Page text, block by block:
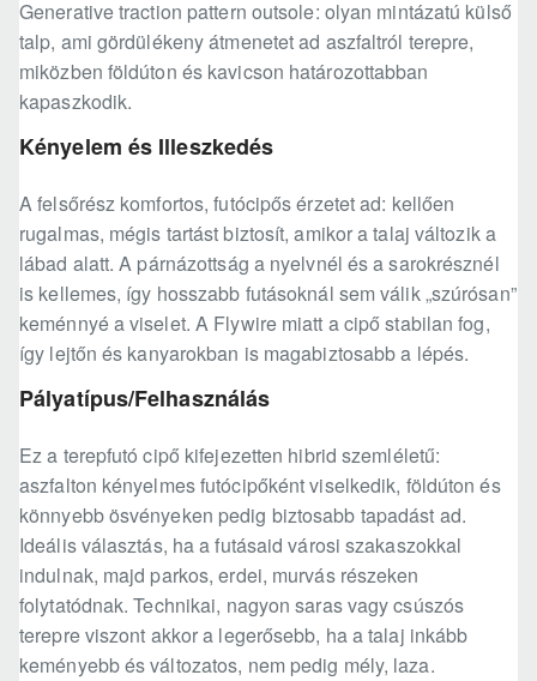
Generative traction pattern outsole: olyan mintázatú külső
talp, ami gördülékeny átmenetet ad aszfaltról terepre,
miközben földúton és kavicson határozottabban
kapaszkodik.
Kényelem és Illeszkedés
A felsőrész komfortos, futócipős érzetet ad: kellően
rugalmas, mégis tartást biztosít, amikor a talaj változik a
lábad alatt. A párnázottság a nyelvnél és a sarokrésznél
is kellemes, így hosszabb futásoknál sem válik „szúrósan”
keménnyé a viselet. A Flywire miatt a cipő stabilan fog,
így lejtőn és kanyarokban is magabiztosabb a lépés.
Pályatípus/Felhasználás
Ez a terepfutó cipő kifejezetten hibrid szemléletű:
aszfalton kényelmes futócipőként viselkedik, földúton és
könnyebb ösvényeken pedig biztosabb tapadást ad.
Ideális választás, ha a futásaid városi szakaszokkal
indulnak, majd parkos, erdei, murvás részeken
folytatódnak. Technikai, nagyon saras vagy csúszós
terepre viszont akkor a legerősebb, ha a talaj inkább
keményebb és változatos, nem pedig mély, laza.